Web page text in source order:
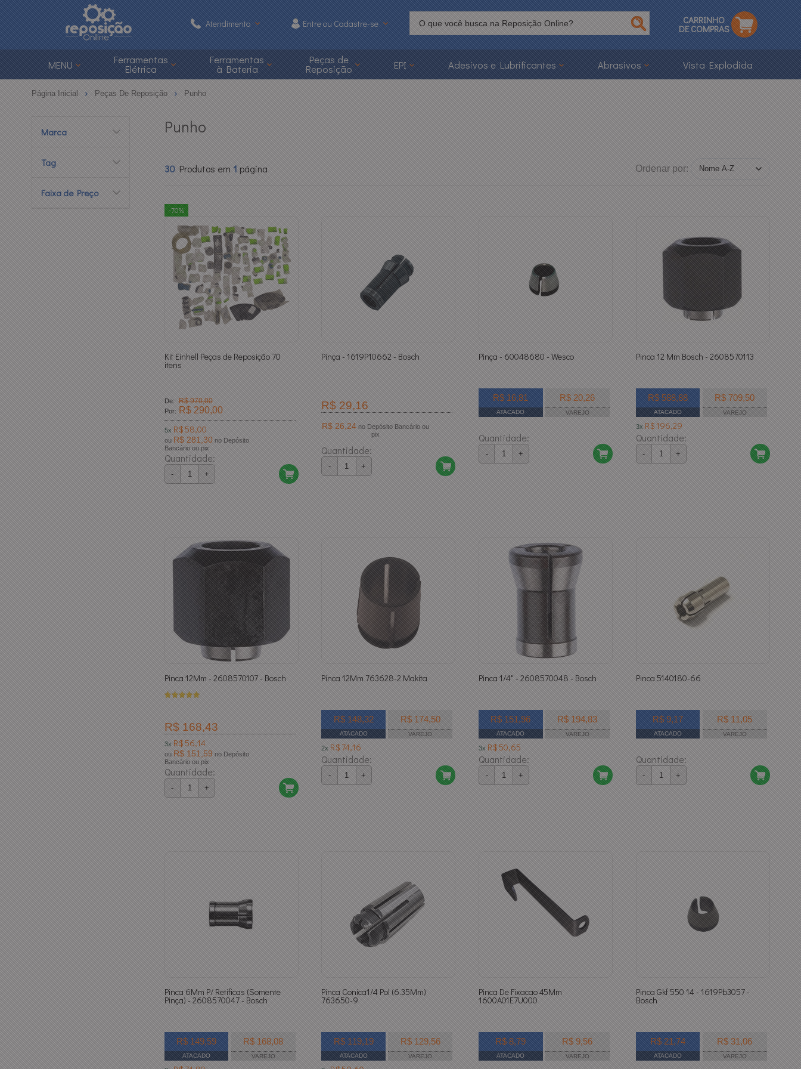
Atendimento
(48) 3626-1215
(48) 3626-1215
atendimento@reposicaoonline.com.br
Central de Ajuda
Entre ou Cadastre-se CARRINHO
DE COMPRAS
MENU Ferramentas
Elétrica
Ferramentas
à Bateria
Peças de
Reposição EPI Adesivos e Lubrificantes Abrasivos Vista Explodida
Página Inicial Peças De Reposição Punho
Marca
Tag
Faixa de Preço
Punho
30 Produtos em1página Ordenar por:
-70%
Kit Einhell Peças de Reposição 70
itens
De: R$ 970,00
Por: R$ 290,00
5x R$ 58,00
ou R$ 281,30 no Depósito
Bancário ou pix
Quantidade:
- +
Pinça - 1619P10662 - Bosch
R$ 29,16
R$ 26,24 no Depósito Bancário ou
pix
Quantidade:
- +
Pinça - 60048680 - Wesco
R$ 16,81
ATACADO
R$ 20,26
VAREJO
Quantidade:
- +
Pinca 12 Mm Bosch - 2608570113
R$ 588,88
ATACADO
R$ 709,50
VAREJO
3x R$ 196,29
Quantidade:
- +
Pinca 12Mm - 2608570107 - Bosch
R$ 168,43
3x R$ 56,14
ou R$ 151,59 no Depósito
Bancário ou pix
Quantidade:
- +
Pinca 12Mm 763628-2 Makita
R$ 148,32
ATACADO
R$ 174,50
VAREJO
2x R$ 74,16
Quantidade:
- +
Pinca 1/4" - 2608570048 - Bosch
R$ 151,96
ATACADO
R$ 194,83
VAREJO
3x R$ 50,65
Quantidade:
- +
Pinca 5140180-66
R$ 9,17
ATACADO
R$ 11,05
VAREJO
Quantidade:
- +
Pinca 6Mm P/ Retificas (Somente
Pinça) - 2608570047 - Bosch
R$ 149,59
ATACADO
R$ 168,08
VAREJO
Pinca Conica1/4 Pol (6.35Mm)
763650-9
R$ 119,19
ATACADO
R$ 129,56
VAREJO
Pinca De Fixacao 45Mm
1600A01E7U000
R$ 8,79
ATACADO
R$ 9,56
VAREJO
Pinca Gkf 550 14 - 1619Pb3057 -
Bosch
R$ 21,74
ATACADO
R$ 31,06
VAREJO